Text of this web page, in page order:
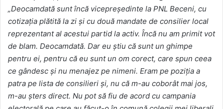
„Deocamdată sunt încă vicepreședinte la PNL Beceni, cu
cotizația plătită la zi și cu două mandate de consilier local
reprezentant al acestui partid la activ. Încă nu am primit vot
de blam. Deocamdată. Dar eu știu că sunt un ghimpe
pentru ei, pentru că eu sunt un om corect, care spun ceea
ce gândesc și nu menajez pe nimeni. Eram pe poziția a
patra pe lista de consilieri și, nu că m-au coborât mai jos,
m-au șters direct. Nu pot să fiu de acord cu campania